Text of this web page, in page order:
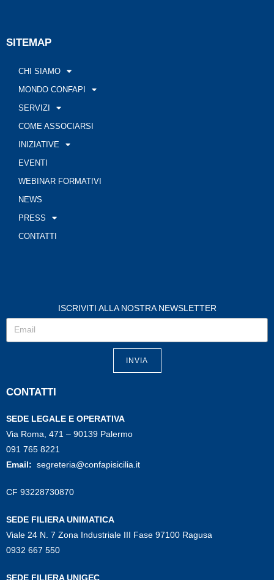
SITEMAP
CHI SIAMO
MONDO CONFAPI
SERVIZI
COME ASSOCIARSI
INIZIATIVE
EVENTI
WEBINAR FORMATIVI
NEWS
PRESS
CONTATTI
ISCRIVITI ALLA NOSTRA NEWSLETTER
INVIA
CONTATTI
SEDE LEGALE E OPERATIVA
Via Roma, 471 – 90139 Palermo
091 765 8221
Email: segreteria@confapisicilia.it
CF 93228730870
SEDE FILIERA UNIMATICA
Viale 24 N. 7 Zona Industriale III Fase 97100 Ragusa
0932 667 550
SEDE FILIERA UNIGEC